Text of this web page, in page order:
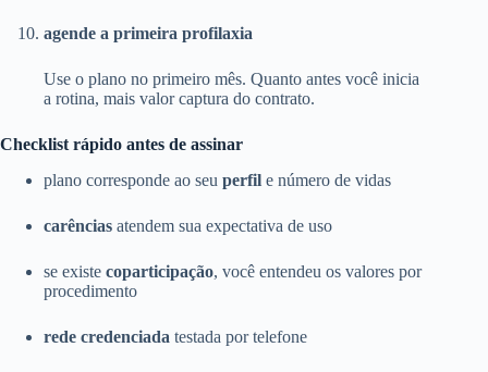
agende a primeira profilaxia
Use o plano no primeiro mês. Quanto antes você inicia
a rotina, mais valor captura do contrato.
Checklist rápido antes de assinar
plano corresponde ao seu perfil e número de vidas
carências atendem sua expectativa de uso
se existe coparticipação, você entendeu os valores por
procedimento
rede credenciada testada por telefone